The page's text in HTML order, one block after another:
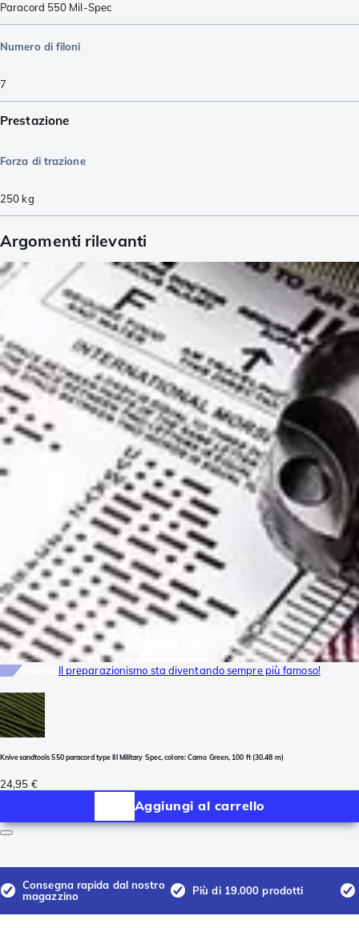
Paracord 550 Mil-Spec
Numero di filoni
7
Prestazione
Forza di trazione
250 kg
Argomenti rilevanti
Il preparazionismo sta diventando sempre più famoso!
Knivesandtools 550 paracord type III Military Spec, colore: Camo Green, 100 ft (30.48 m)
24,95 €
Aggiungi al carrello
Consegna rapida dal nostro
magazzino
Più di 19.000 prodotti